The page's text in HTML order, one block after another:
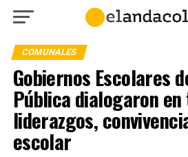
COMUNALES
Gobiernos Escolares
Pública dialogaron
liderazgos,
escolar